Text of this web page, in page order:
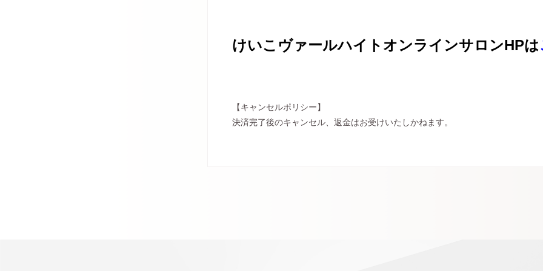
けいこヴァールハイトオンラインサロンHPは
【キャンセルポリシー】
決済完了後のキャンセル、返金はお受けいたしかねます。